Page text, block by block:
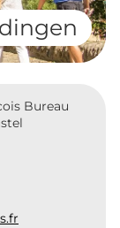
Bureau